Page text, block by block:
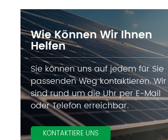
Wie Können Wir Ihnen
Helfen
Sie können uns auf jedem für Sie
passenden Weg kontaktieren. Wir
sind rund um die Uhr per E-Mail
oder Telefon erreichbar.
KONTAKTIERE UNS